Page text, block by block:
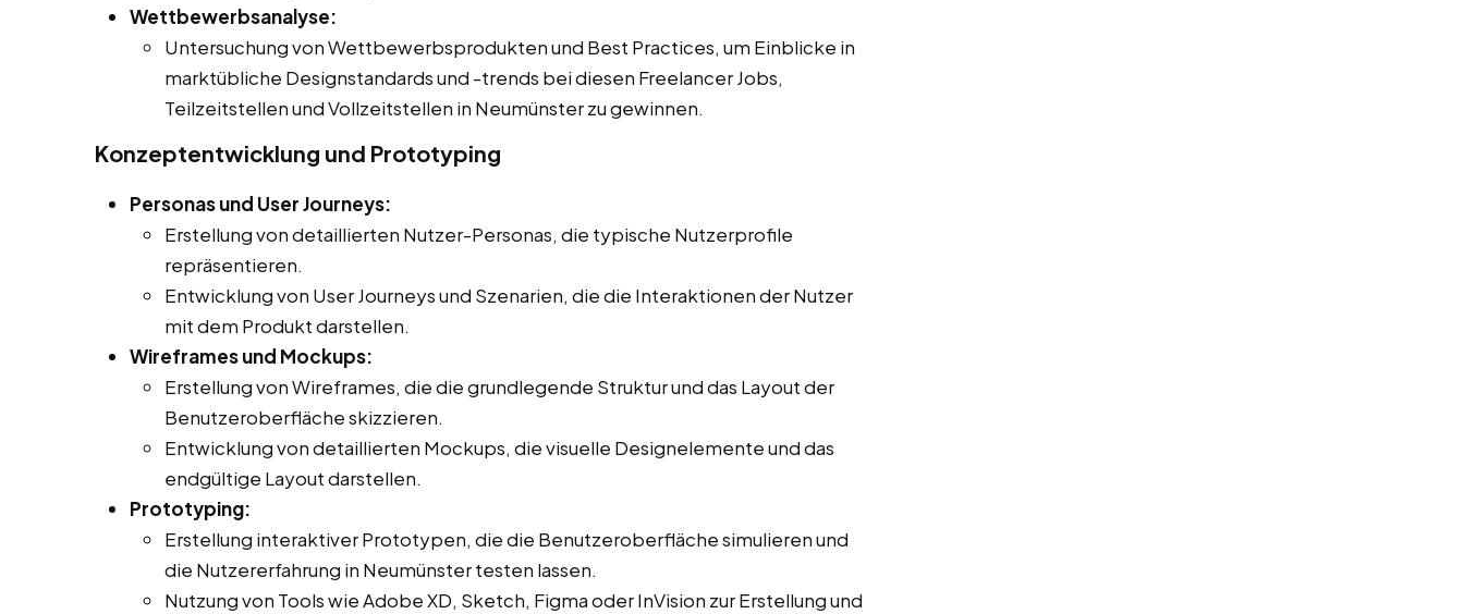
Wettbewerbsanalyse:
Untersuchung von Wettbewerbsprodukten und Best Practices, um Einblicke in
marktübliche Designstandards und -trends bei diesen Freelancer Jobs,
Teilzeitstellen und Vollzeitstellen in Neumünster zu gewinnen.
Konzeptentwicklung und Prototyping
Personas und User Journeys:
Erstellung von detaillierten Nutzer-Personas, die typische Nutzerprofile
repräsentieren.
Entwicklung von User Journeys und Szenarien, die die Interaktionen der Nutzer
mit dem Produkt darstellen.
Wireframes und Mockups:
Erstellung von Wireframes, die die grundlegende Struktur und das Layout der
Benutzeroberfläche skizzieren.
Entwicklung von detaillierten Mockups, die visuelle Designelemente und das
endgültige Layout darstellen.
Prototyping:
Erstellung interaktiver Prototypen, die die Benutzeroberfläche simulieren und
die Nutzererfahrung in Neumünster testen lassen.
Nutzung von Tools wie Adobe XD, Sketch, Figma oder InVision zur Erstellung und